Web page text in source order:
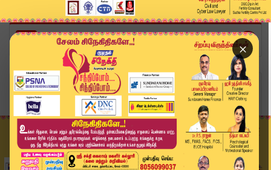
×
Home
வீடியோ ஸ்டோரி
வாகன சோதனை.. உரிய ஆவணங்கள் இன்றி கட்டுக்கட்டாக ...